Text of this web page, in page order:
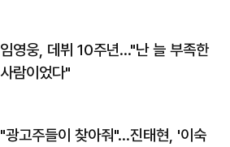
임영웅, 데뷔 10주년…"난 늘 부족한
사람이었다"
"광고주들이 찾아줘"…진태현, '이숙